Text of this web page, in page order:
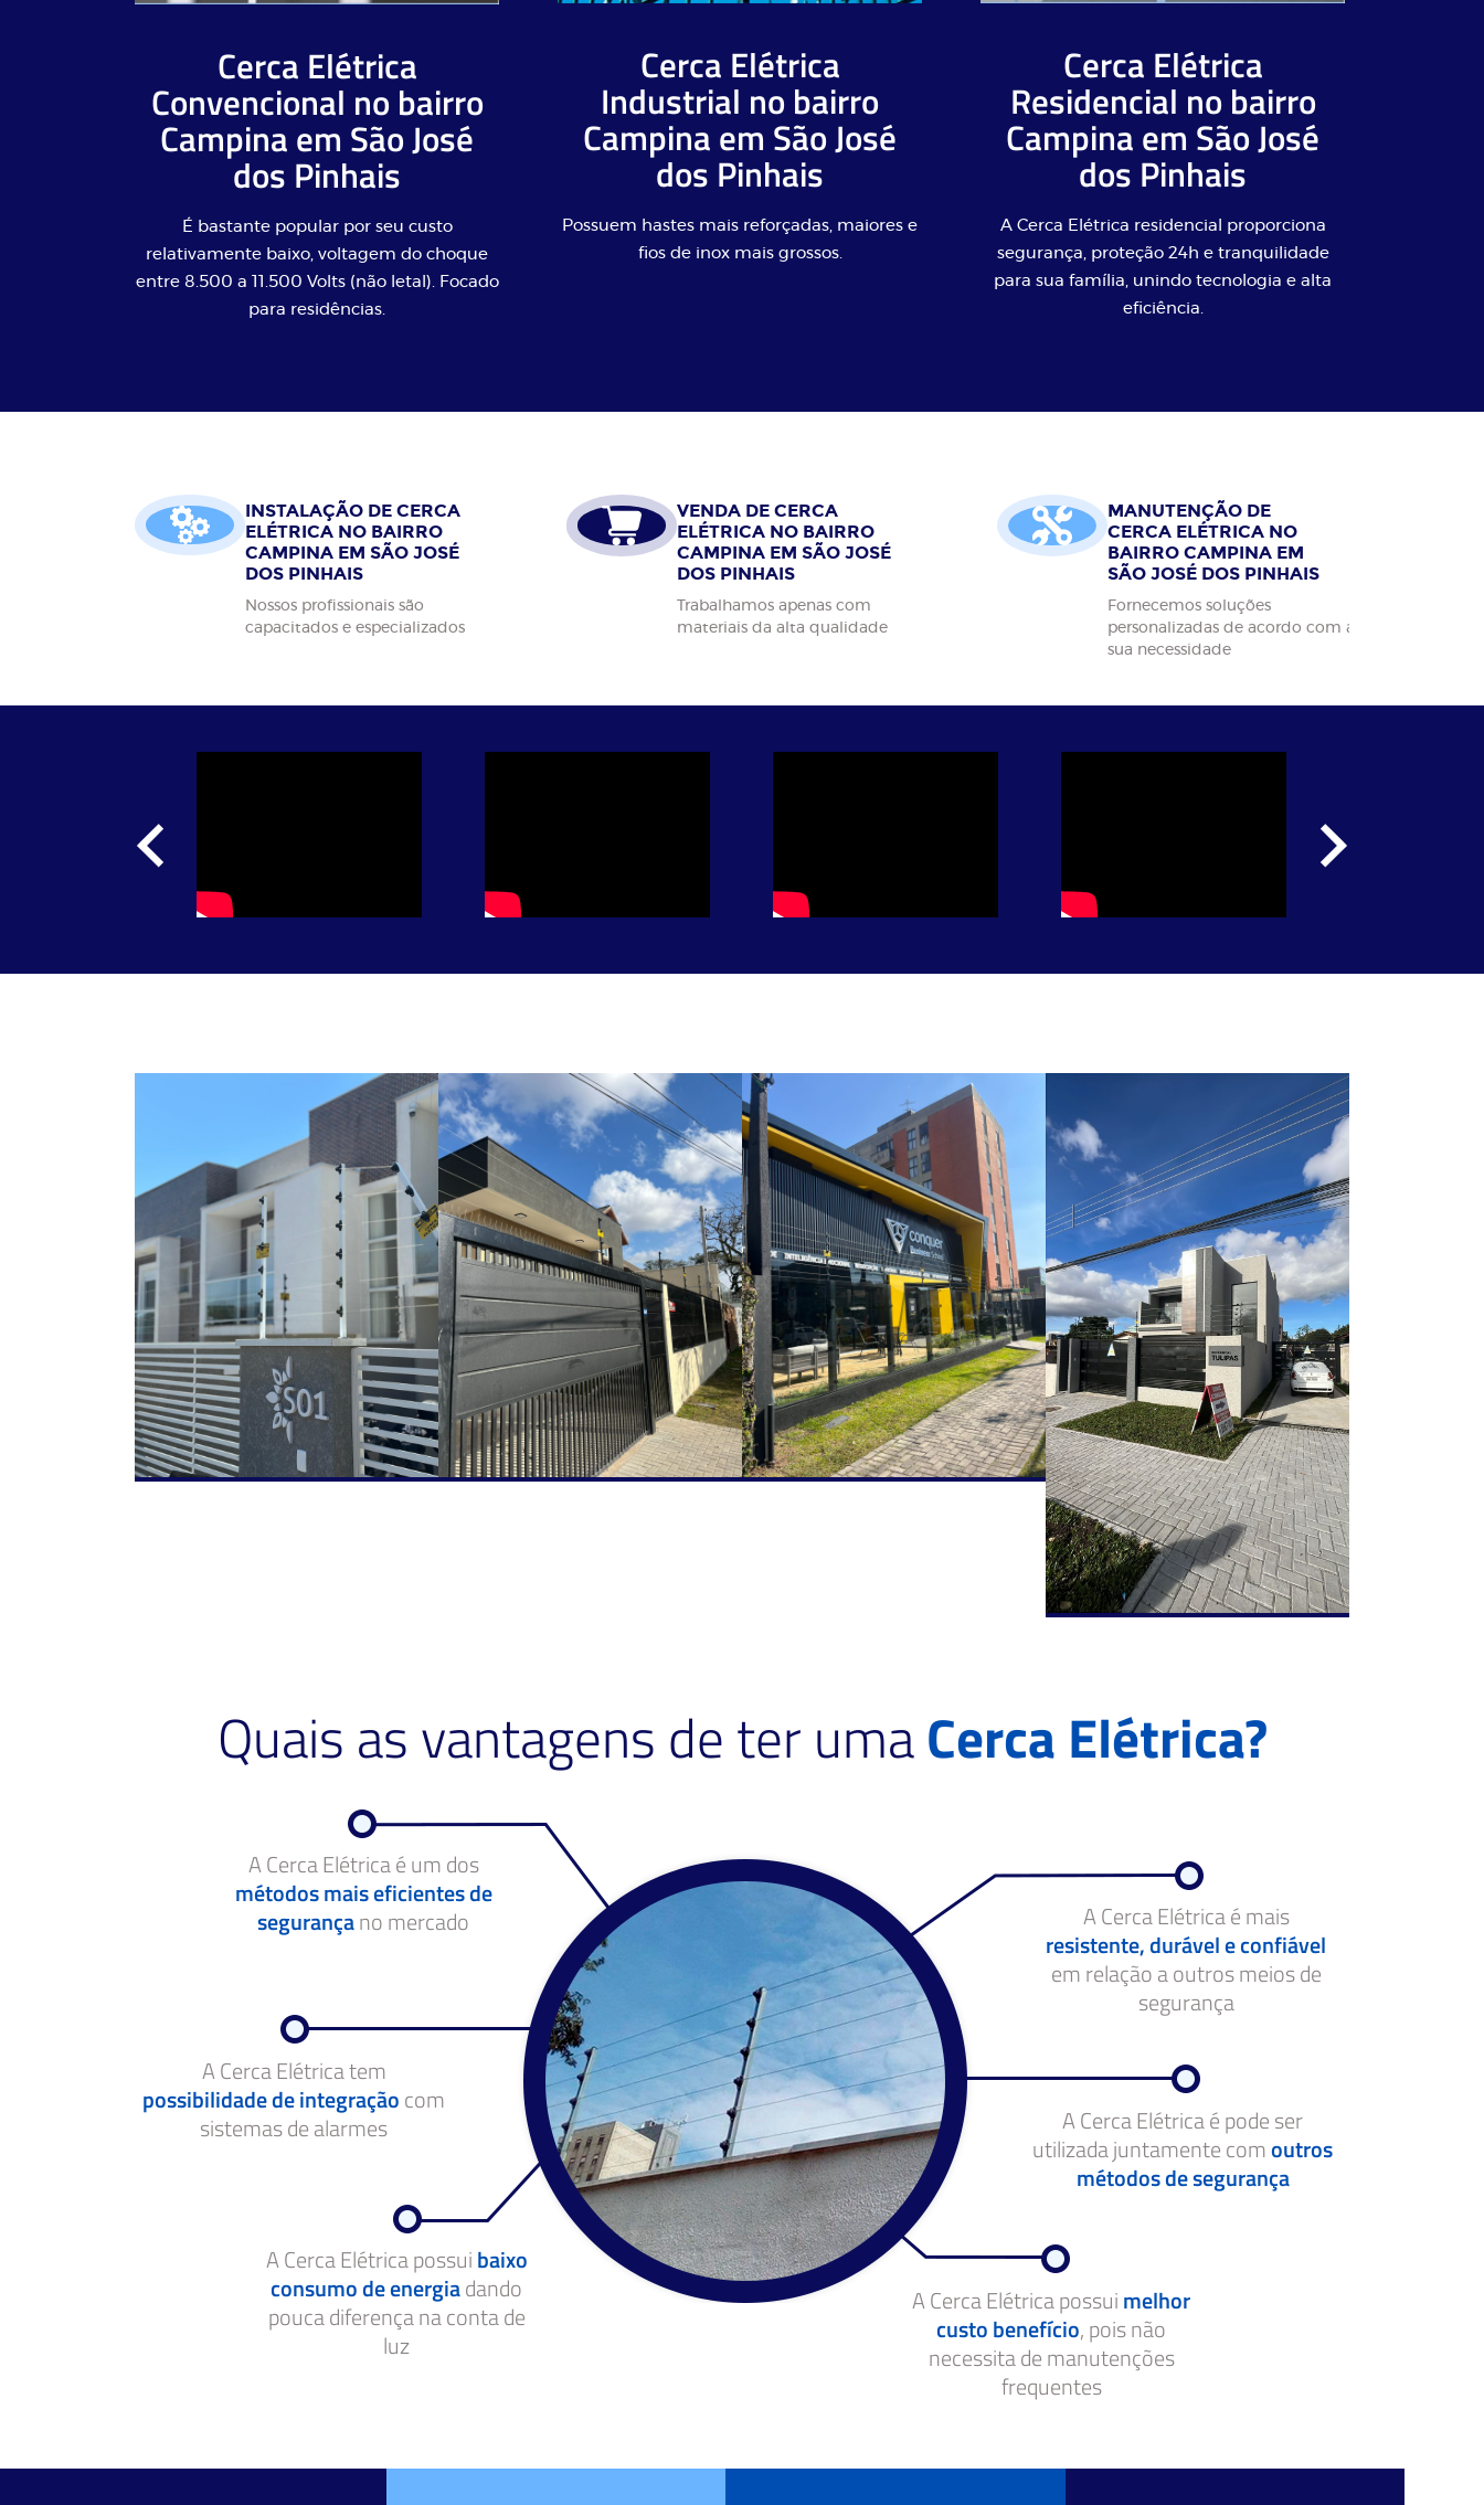
Cerca Elétrica
Convencional no bairro
Campina em São José
dos Pinhais
É bastante popular por seu custo
relativamente baixo, voltagem do choque
entre 8.500 a 11.500 Volts (não letal). Focado
para residências.
Cerca Elétrica
Industrial no bairro
Campina em São José
dos Pinhais
Possuem hastes mais reforçadas, maiores e
fios de inox mais grossos.
Cerca Elétrica
Residencial no bairro
Campina em São José
dos Pinhais
A Cerca Elétrica residencial proporciona
segurança, proteção 24h e tranquilidade
para sua família, unindo tecnologia e alta
eficiência.
INSTALAÇÃO DE CERCA
ELÉTRICA NO BAIRRO
CAMPINA EM SÃO JOSÉ
DOS PINHAIS
Nossos profissionais são
capacitados e especializados
VENDA DE CERCA
ELÉTRICA NO BAIRRO
CAMPINA EM SÃO JOSÉ
DOS PINHAIS
Trabalhamos apenas com
materiais da alta qualidade
MANUTENÇÃO DE
CERCA ELÉTRICA NO
BAIRRO CAMPINA EM
SÃO JOSÉ DOS PINHAIS
Fornecemos soluções
personalizadas de acordo com a
sua necessidade
Quais as vantagens de ter umaCerca Elétrica?
A Cerca Elétrica é um dos
métodos mais eficientes de
segurançano mercado
A Cerca Elétrica é mais
resistente, durável e confiável
em relação a outros meios de
segurança
A Cerca Elétrica tem
possibilidade de integraçãocom
sistemas de alarmes
A Cerca Elétrica é pode ser
utilizada juntamente comoutros
métodos de segurança
A Cerca Elétrica possuibaixo
consumo de energiadando
pouca diferença na conta de
luz
A Cerca Elétrica possuimelhor
custo benefício, pois não
necessita de manutenções
frequentes